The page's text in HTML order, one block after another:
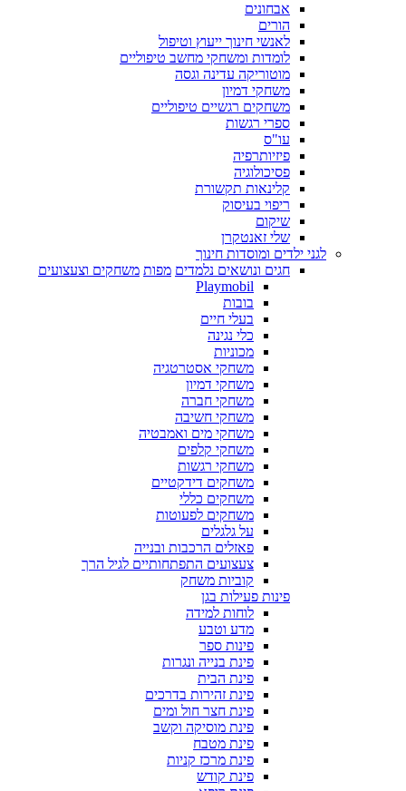
אבחונים
הורים
לאנשי חינוך ייעוץ וטיפול
לומדות ומשחקי מחשב טיפוליים
מוטוריקה עדינה וגסה
משחקי דמיון
משחקים רגשיים טיפוליים
ספרי רגשות
עו"ס
פיזיותרפיה
פסיכולוגיה
קלינאות תקשורת
ריפוי בעיסוק
שיקום
שלי זאנטקרן
לגני ילדים ומוסדות חינוך
חגים ונושאים נלמדים מפות משחקים וצעצועים
Playmobil
בובות
בעלי חיים
כלי נגינה
מכוניות
משחקי אסטרטגיה
משחקי דמיון
משחקי חברה
משחקי חשיבה
משחקי מים ואמבטיה
משחקי קלפים
משחקי רגשות
משחקים דידקטיים
משחקים כללי
משחקים לפעוטות
על גלגלים
פאזלים הרכבות ובנייה
צעצועים התפתחותיים לגיל הרך
קוביות משחק
פינות פעילות בגן
לוחות למידה
מדע וטבע
פינות ספר
פינת בנייה ונגרות
פינת הבית
פינת זהירות בדרכים
פינת חצר חול ומים
פינת מוסיקה וקשב
פינת מטבח
פינת מרכז קניות
פינת קודש